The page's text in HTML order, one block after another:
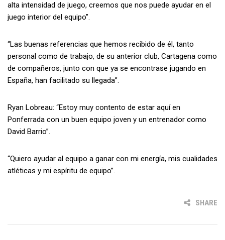
alta intensidad de juego, creemos que nos puede ayudar en el
juego interior del equipo”.
“Las buenas referencias que hemos recibido de él, tanto
personal como de trabajo, de su anterior club, Cartagena como
de compañeros, junto con que ya se encontrase jugando en
España, han facilitado su llegada”.
Ryan Lobreau: “Estoy muy contento de estar aquí en
Ponferrada con un buen equipo joven y un entrenador como
David Barrio”.
“Quiero ayudar al equipo a ganar con mi energía, mis cualidades
atléticas y mi espíritu de equipo”.
SHARE